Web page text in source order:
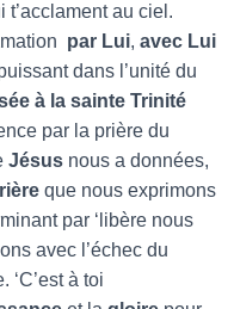
au ciel.
par Lui, avec Lui
dans l’unité du
à la sainte Trinité
par la prière du
Jésus nous a données,
que nous exprimons
par ‘libère nous
avec l’échec du
‘C’est à toi